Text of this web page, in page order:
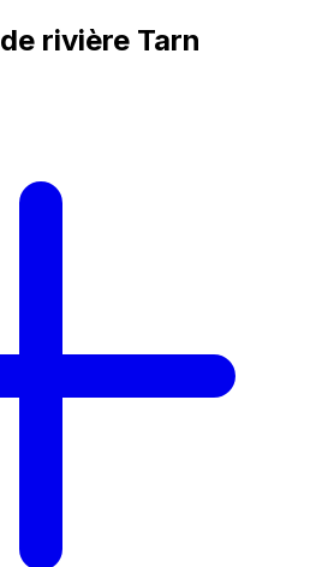
rivière Tarn